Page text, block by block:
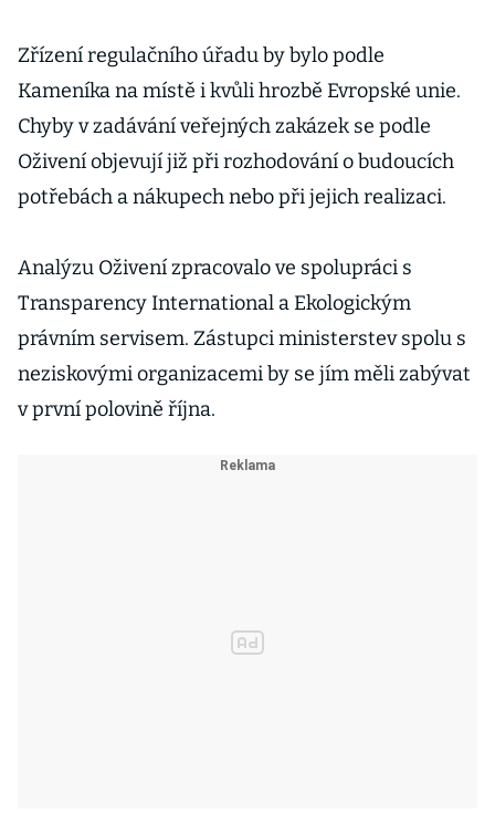
Zřízení regulačního úřadu by bylo podle
Kameníka na místě i kvůli hrozbě Evropské unie.
Chyby v zadávání veřejných zakázek se podle
Oživení objevují již při rozhodování o budoucích
potřebách a nákupech nebo při jejich realizaci.
Analýzu Oživení zpracovalo ve spolupráci s
Transparency International a Ekologickým
právním servisem. Zástupci ministerstev spolu s
neziskovými organizacemi by se jím měli zabývat
v první polovině října.